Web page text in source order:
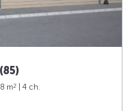
m2
| 4 ch.